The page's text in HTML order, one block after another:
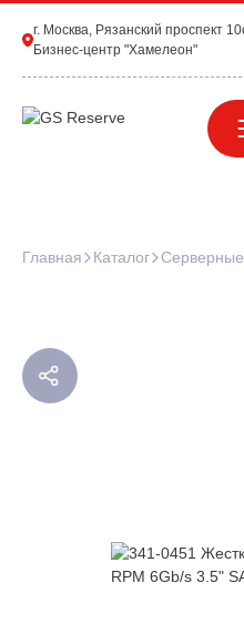
г. Москва, Рязанский проспект
Бизнес-центр "Хамелеон"
Главная Каталог Серверные